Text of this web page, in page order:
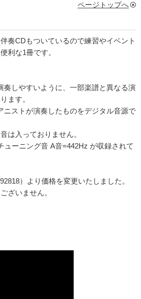
ページトップへ
奏CDもついているので練習やイベント
利な1冊です。
奏しやすいように、一部楽譜と異なる演
ます。
ニストが演奏したものをデジタル音源で
は入っておりません。
ューニング音 A音=442Hz が収録されて
）より価格を変更いたしました。
ざいません。